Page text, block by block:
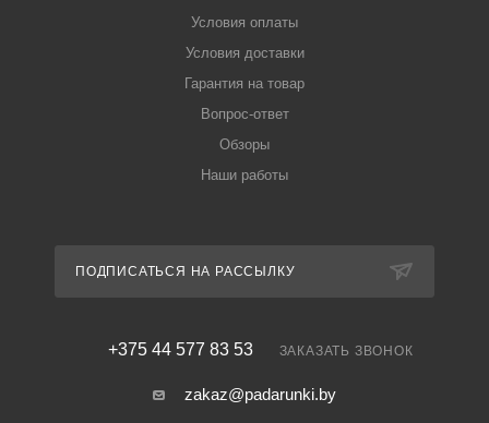
Условия оплаты
Условия доставки
Гарантия на товар
Вопрос-ответ
Обзоры
Наши работы
ПОДПИСАТЬСЯ НА РАССЫЛКУ
+375 44 577 83 53 ЗАКАЗАТЬ ЗВОНОК
zakaz@padarunki.by